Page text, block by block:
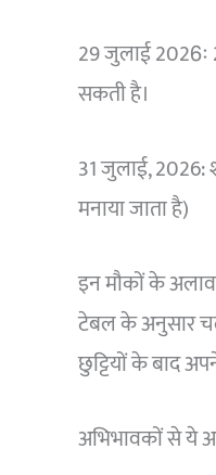
29 जुलाई 2026ः
सकती है।
31 जुलाई, 2026:
मनाया जाता है)
इन मौकों के
टेबल के अनुसार
छुट्टियों के बाद
अभिभावकों से ये